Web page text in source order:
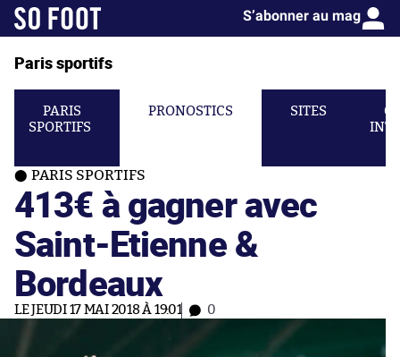
S’abonner au mag
Paris sportifs
PARIS
SPORTIFS
PRONOSTICS SITES
PARIS SPORTIFS
413€ à gagner avec
Saint-Etienne &
Bordeaux
LE JEUDI 17 MAI 2018 À 19:01 0